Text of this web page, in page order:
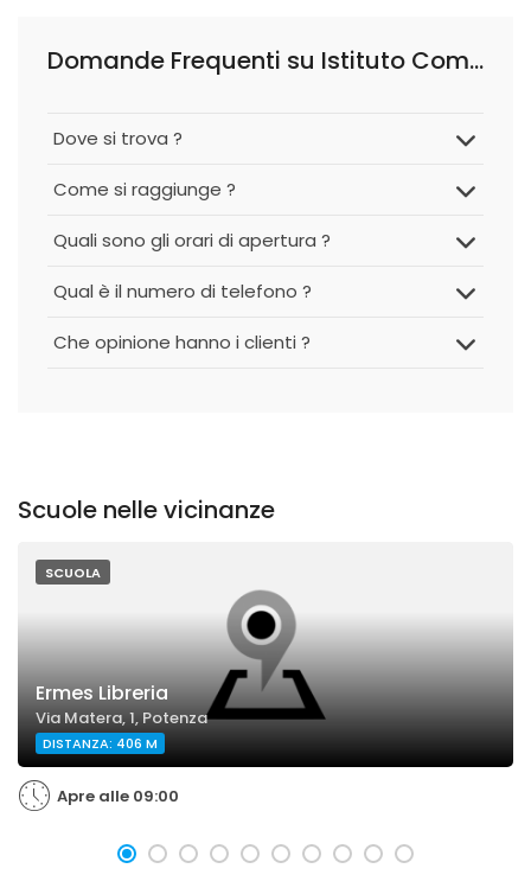
Domande Frequenti su Istituto Comprensivo Busciolano
Dove si trova ?
Come si raggiunge ?
Quali sono gli orari di apertura ?
Qual è il numero di telefono ?
Che opinione hanno i clienti ?
Scuole nelle vicinanze
SCUOLA
Ermes Libreria
Via Matera, 1, Potenza
DISTANZA: 406 M
Apre alle 09:00